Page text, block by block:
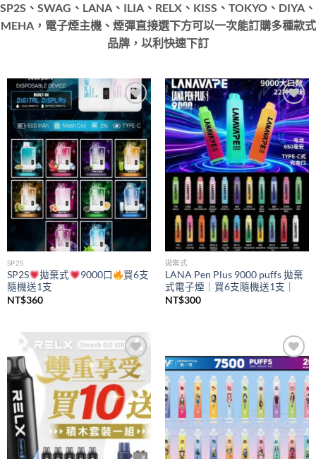
SP2S、SWAG、LANA、ILIA、RELX、KISS、TOKYO、DIYA、
MEHA，電子煙主機、煙彈直接選下方可以一次能訂購多種款式
品牌，以利快速下訂
Add to
wishlist
SP2S
SP2S 拋棄式 9000口
買6支
隨機送1支
NT$360
Add to
wishlist
拋棄式
LANA Pen Plus 9000 puffs 拋棄
式電子煙｜買6支隨機送1支｜
NT$300
Add to
wishlist
Add to
wishlist